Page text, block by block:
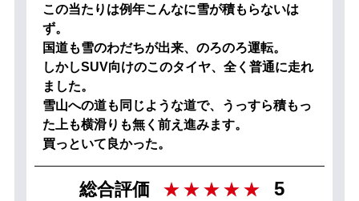
この当たりは例年こんなに雪が積もらないは
ず。
国道も雪のわだちが出来、のろのろ運転。
しかしSUV向けのこのタイヤ、全く普通に走れ
ました。
雪山への道も同じような道で、うっすら積もっ
た上も横滑りも無く前え進みます。
買っといて良かった。
総合評価 5